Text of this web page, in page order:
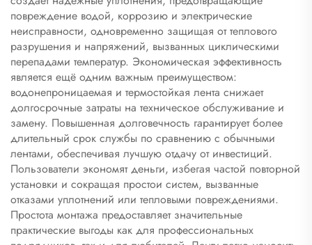
повреждение водой, коррозию и электрические
неисправности, одновременно защищая от теплового
разрушения и напряжений, вызванных циклическими
перепадами температур. Экономическая эффективность
является ещё одним важным преимуществом:
водонепроницаемая и термостойкая лента снижает
долгосрочные затраты на техническое обслуживание и
замену. Повышенная долговечность гарантирует более
длительный срок службы по сравнению с обычными
лентами, обеспечивая лучшую отдачу от инвестиций.
Пользователи экономят деньги, избегая частой повторной
установки и сокращая простои систем, вызванные
отказами уплотнений или тепловыми повреждениями.
Простота монтажа предоставляет значительные
практические выгоды как для профессиональных